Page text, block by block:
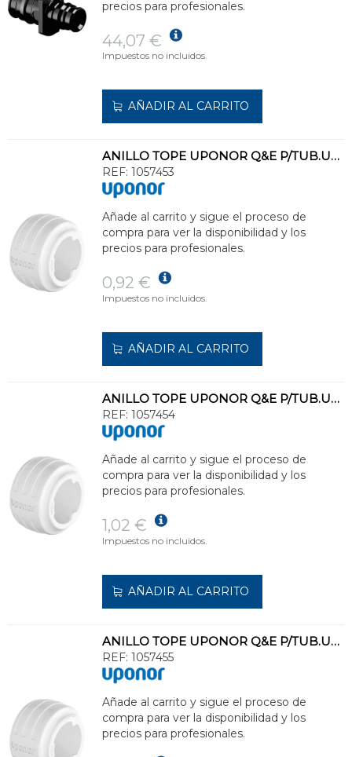
precios para profesionales.
44,07 €
Impuestos no incluidos.
AÑADIR AL CARRITO
ANILLO TOPE UPONOR Q&E P/TUB.UPONOR PEX d.16 COLOR BL
REF: 1057453
Añade al carrito y sigue el proceso de
compra para ver la disponibilidad y los
precios para profesionales.
0,92 €
Impuestos no incluidos.
AÑADIR AL CARRITO
ANILLO TOPE UPONOR Q&E P/TUB.UPONOR PEX d.20 COLOR BL
REF: 1057454
Añade al carrito y sigue el proceso de
compra para ver la disponibilidad y los
precios para profesionales.
1,02 €
Impuestos no incluidos.
AÑADIR AL CARRITO
ANILLO TOPE UPONOR Q&E P/TUB.UPONOR PEX d.25 COLOR BL
REF: 1057455
Añade al carrito y sigue el proceso de
compra para ver la disponibilidad y los
precios para profesionales.